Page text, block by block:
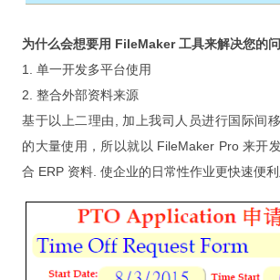
記錄：訓練營送 FMPA 18
記錄：訓練營送 FMPA 17
記錄：訓練營送 FMP 16
記錄：訓練營送 FMP 15
記錄：訓練營送 FMP 14
为什么会想要用 FileMaker 工具来解决您的
1. 单一开发多平台使用
2. 整合外部资料来源
基于以上二理由, 加上我司人员进行国际间
的大量使用，所以就以 FileMaker Pro 来开
合 ERP 资料. 使企业的日常性作业更快速便